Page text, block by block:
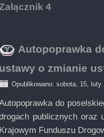
4
Autopoprawka
o zmianie
Opublikowano: sobota, 15, luty
do
publicznych oraz
Funduszu